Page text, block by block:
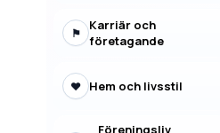
⚑
Karriär och
företagande
♥ Hem och livsstil
Föreningsliv